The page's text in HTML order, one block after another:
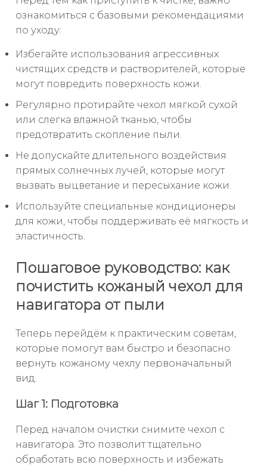
ознакомиться с базовыми рекомендациями
по уходу:
Избегайте использования агрессивных
чистящих средств и растворителей, которые
могут повредить поверхность кожи.
Регулярно протирайте чехол мягкой сухой
или слегка влажной тканью, чтобы
предотвратить скопление пыли.
Не допускайте длительного воздействия
прямых солнечных лучей, которые могут
вызвать выцветание и пересыхание кожи.
Используйте специальные кондиционеры
для кожи, чтобы поддерживать её мягкость и
эластичность.
Пошаговое руководство: как
почистить кожаный чехол для
навигатора от пыли
Теперь перейдём к практическим советам,
которые помогут вам быстро и безопасно
вернуть кожаному чехлу первоначальный
вид.
Шаг 1: Подготовка
Перед началом очистки снимите чехол с
навигатора. Это позволит тщательно
обработать всю поверхность и избежать